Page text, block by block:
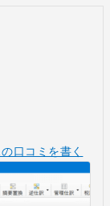
口コミを書く